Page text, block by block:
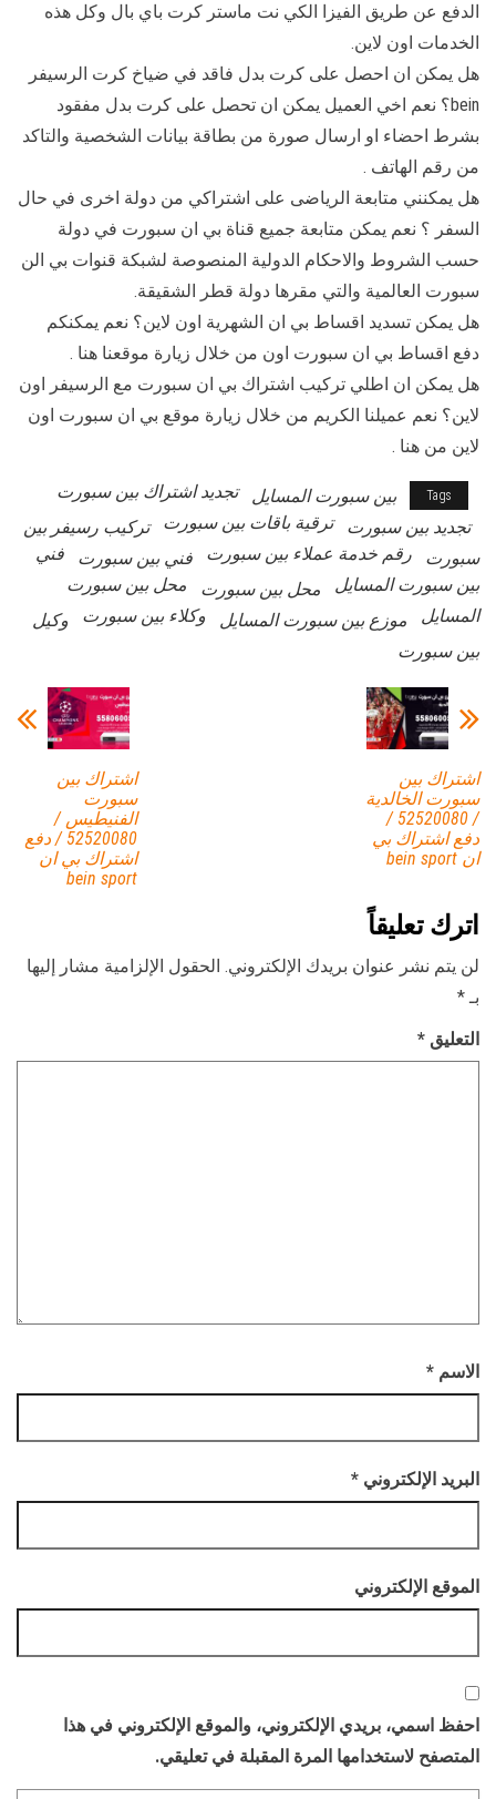
الدفع عن طريق الفيزا الكي نت ماستر كرت باي بال وكل هذه
الخدمات اون لاين.
هل يمكن ان احصل على كرت بدل فاقد في ضياخ كرت الرسيفر
bein؟ نعم اخي العميل يمكن ان تحصل على كرت بدل مفقود
بشرط احضاء او ارسال صورة من بطاقة بيانات الشخصية والتاكد
من رقم الهاتف .
هل يمكنني متابعة الرياضى على اشتراكي من دولة اخرى في حال
السفر ؟ نعم يمكن متابعة جميع قناة بي ان سبورت في دولة
حسب الشروط والاحكام الدولية المنصوصة لشبكة قنوات بي الن
سبورت العالمية والتي مقرها دولة قطر الشقيقة.
هل يمكن تسديد اقساط بي ان الشهرية اون لاين؟ نعم يمكنكم
دفع اقساط بي ان سبورت اون من خلال زيارة موقعنا هنا .
هل يمكن ان اطلي تركيب اشتراك بي ان سبورت مع الرسيفر اون
لاين؟ نعم عميلنا الكريم من خلال زيارة موقع بي ان سبورت اون
لاين من هنا .
Tags بين سبورت المسايل
تجديد اشتراك بين سبورت
تجديد بين سبورت
ترقية باقات بين سبورت
تركيب رسيفر بين
سبورت
رقم خدمة عملاء بين سبورت فني بين سبورت
فني
بين سبورت المسايل
محل بين سبورت
محل بين سبورت
المسايل
موزع بين سبورت المسايل وكلاء بين سبورت
وكيل
بين سبورت
اشتراك بين
سبورت
الفنيطيس /
52520080 / دفع
اشتراك بي ان
bein sport
اشتراك بين
سبورت الخالدية
/ 52520080 /
دفع اشتراك بي
ان bein sport
اترك تعليقاً
لن يتم نشر عنوان بريدك الإلكتروني. الحقول الإلزامية مشار إليها
بـ*
التعليق *
الاسم *
البريد الإلكتروني *
الموقع الإلكتروني
احفظ اسمي، بريدي الإلكتروني، والموقع الإلكتروني في هذا
المتصفح لاستخدامها المرة المقبلة في تعليقي.